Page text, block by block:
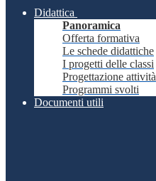
Didattica
Panoramica
Offerta formativa
Le schede didattiche
I progetti delle classi
Progettazione attività
Programmi svolti
Documenti utili